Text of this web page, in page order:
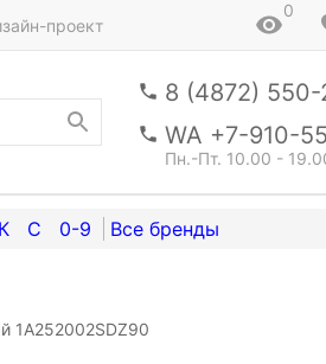
проект
0
8 (4872) 550-
WA +7-910-
Пн.-Пт. 10.00 -
К С 0-9
1A252002SDZ90